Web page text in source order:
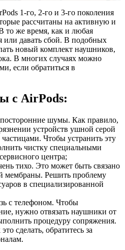
1-го, 2-го и 3-го поколения
рассчитаны на активную и
то же время, как и любая
или давать сбой. В подобных
новый комплект наушников,
В многих случаях можно
если обратиться в
с AirPods:
шумы. Как правило,
устройств ушной серой
Чтобы устранить эту
чистку специальными
центра;
тихо. Это может быть связано
мембраны. Решить проблему
в специализированной
с телефоном. Чтобы
нужно отвязать наушники от
процедуру сопряжения.
сделать, обратитесь за